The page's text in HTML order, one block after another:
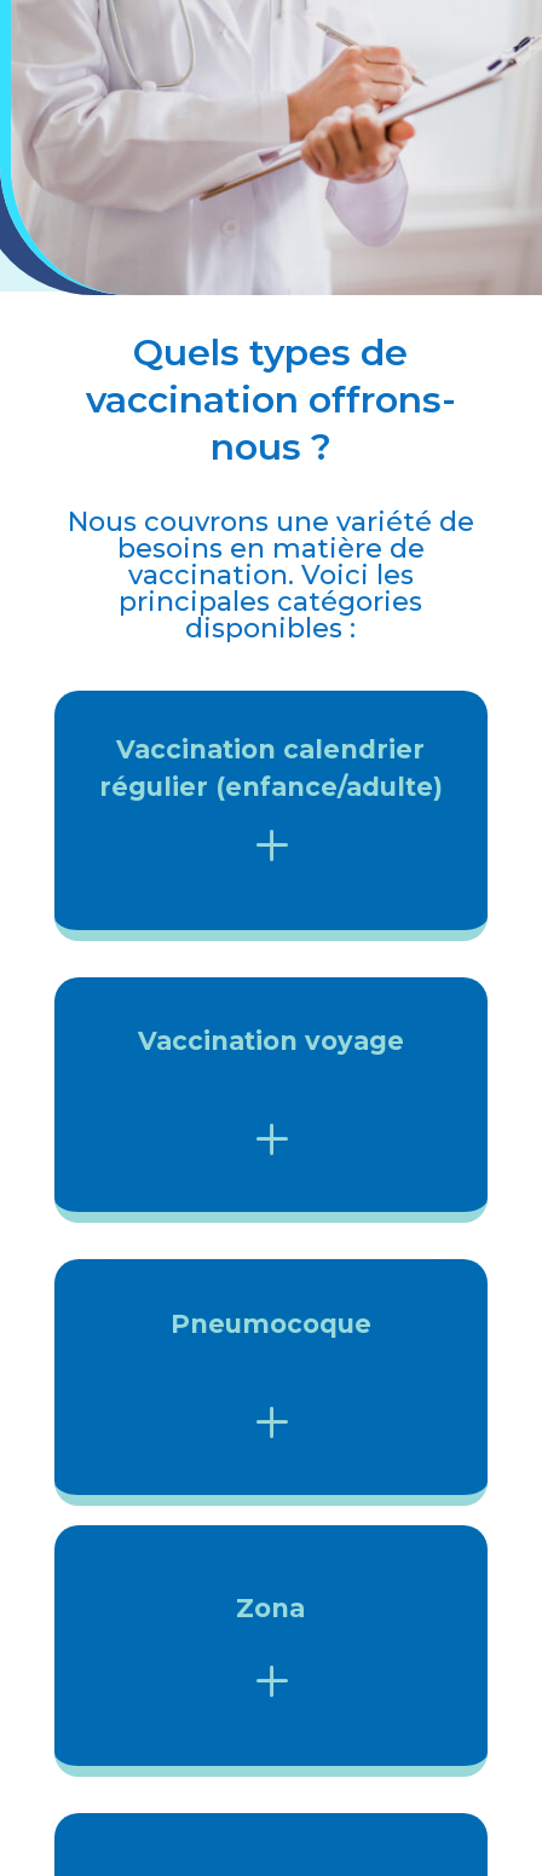
Quels types de
vaccination offrons-
nous ?
Nous couvrons une variété de
besoins en matière de
vaccination. Voici les
principales catégories
disponibles :
Vaccination calendrier
régulier (enfance/adulte)
L
Vaccination voyage
L
Pneumocoque
L
Zona
L